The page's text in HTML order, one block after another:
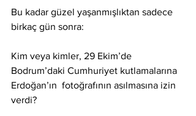
Bu kadar güzel yaşanmışlıktan sadece
birkaç gün sonra:
Kim veya kimler, 29 Ekim’de
Bodrum’daki Cumhuriyet kutlamalarına
Erdoğan’ın  fotoğrafının asılmasına izin
verdi?